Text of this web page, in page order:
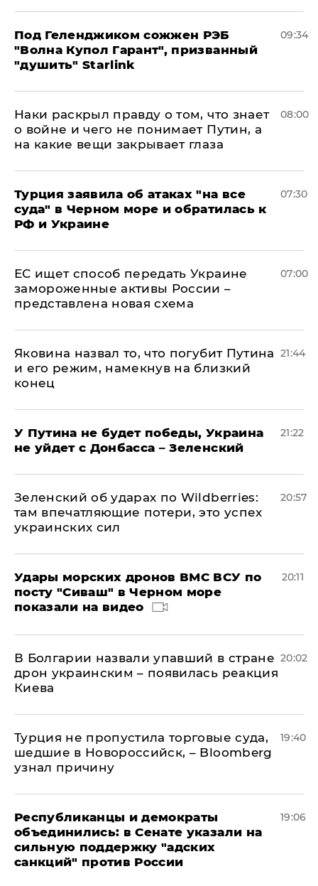
Под Геленджиком сожжен РЭБ
"Волна Купол Гарант", призванный
"душить" Starlink
09:34
Наки раскрыл правду о том, что знает
о войне и чего не понимает Путин, а
на какие вещи закрывает глаза
08:00
Турция заявила об атаках "на все
суда" в Черном море и обратилась к
РФ и Украине
07:30
ЕС ищет способ передать Украине
замороженные активы России –
представлена новая схема
07:00
Яковина назвал то, что погубит Путина
и его режим, намекнув на близкий
конец
21:44
У Путина не будет победы, Украина
не уйдет с Донбасса – Зеленский
21:22
Зеленский об ударах по Wildberries:
там впечатляющие потери, это успех
украинских сил
20:57
Удары морских дронов ВМС ВСУ по
посту "Сиваш" в Черном море
показали на видео
20:11
В Болгарии назвали упавший в стране
дрон украинским – появилась реакция
Киева
20:02
Турция не пропустила торговые суда,
шедшие в Новороссийск, – Bloomberg
узнал причину
19:40
Республиканцы и демократы
объединились: в Сенате указали на
сильную поддержку "адских
санкций" против России
19:06